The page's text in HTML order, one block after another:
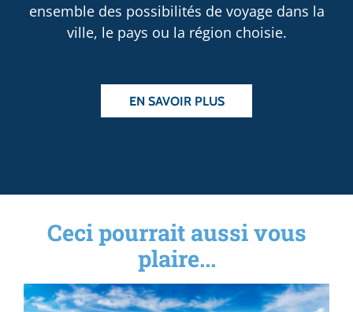
ensemble des possibilités de voyage dans la
ville, le pays ou la région choisie.
EN SAVOIR PLUS
Ceci pourrait aussi vous
plaire...